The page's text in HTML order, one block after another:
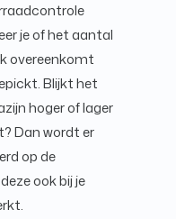
je of het aantal
overeenkomt
Blijkt het
hoger of lager
Dan wordt er
op de
ook bij je